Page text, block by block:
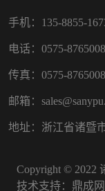
手机：135-8855-
电话：0575-
传真：0575-
邮箱：
地址：浙江省诸暨
Copyright © 2022
技术支持： 鼎成